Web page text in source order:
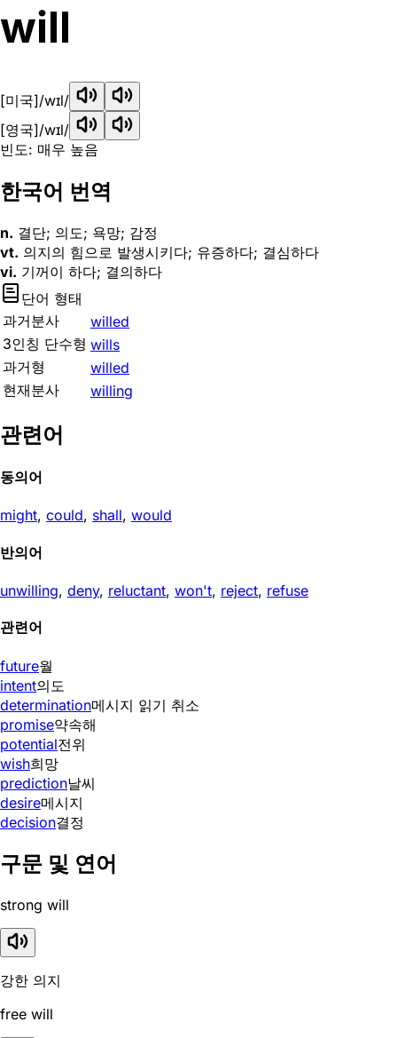
will
[미국]/wɪl/
[영국]/wɪl/
빈도: 매우 높음
한국어 번역
n. 결단; 의도; 욕망; 감정
vt. 의지의 힘으로 발생시키다; 유증하다; 결심하다
vi. 기꺼이 하다; 결의하다
단어 형태
과거분사
willed
3인칭 단수형 wills
과거형
willed
현재분사
willing
관련어
동의어
might, could, shall, would
반의어
unwilling, deny, reluctant, won't, reject, refuse
관련어
future월
intent의도
determination메시지 읽기 취소
promise약속해
potential전위
wish희망
prediction날씨
desire메시지
decision결정
구문 및 연어
strong will
강한 의지
free will